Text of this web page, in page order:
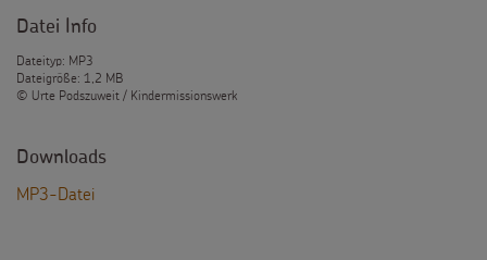
Datei Info
Dateityp: MP3
Dateigröße: 1,2 MB
© Urte Podszuweit / Kindermissionswerk
Downloads
MP3-Datei